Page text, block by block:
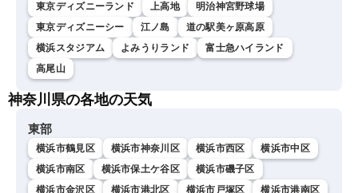
東京ディズニーランド 上高地
明治神宮野球場
東京ディズニーシー
江ノ島
道の駅美ヶ原高原
横浜スタジアム
よみうりランド
富士急ハイランド
高尾山
神奈川県の各地の天気
東部
横浜市鶴見区 横浜市神奈川区 横浜市西区
横浜市中区
横浜市南区
横浜市保土ケ谷区
横浜市磯子区
横浜市金沢区
横浜市港北区 横浜市戸塚区 横浜市港南区